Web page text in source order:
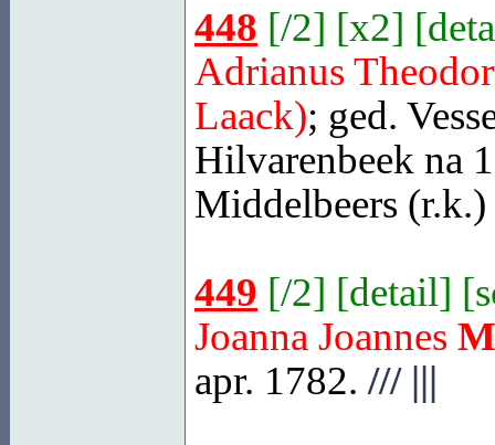
448 [/2] [x2] [
Adrianus
Laack); ged.
Hilvarenbeek na
Middelbeers
449 [/2] [detail] [
Joanna Joannes
apr. 1782. ///|||